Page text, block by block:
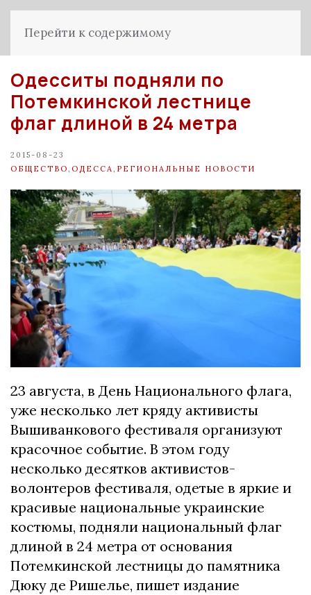
Перейти к содержимому
Одесситы подняли по
Потемкинской лестнице
флаг длиной в 24 метра
2015-08-23
ОБЩЕСТВО ОДЕССА РЕГИОНАЛЬНЫЕ НОВОСТИ
23 августа, в День Национального флага,
уже несколько лет кряду активисты
Вышиванкового фестиваля организуют
красочное событие. В этом году
несколько десятков активистов-
волонтеров фестиваля, одетые в яркие и
красивые национальные украинские
костюмы, подняли национальный флаг
длиной в 24 метра от основания
Потемкинской лестницы до памятника
Дюку де Ришелье, пишет издание